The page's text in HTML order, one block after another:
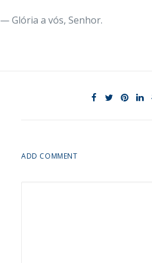
— Glória a vós, Senhor.
ADD COMMENT